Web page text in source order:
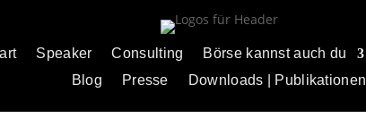
Speaker Consulting Börse kannst auch du
Blog
Presse Downloads | Publikationen